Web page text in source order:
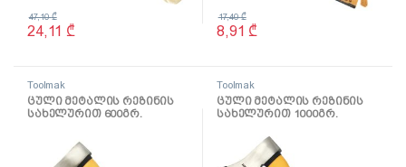
24,11 ₾
47,10₾
8,91 ₾
17,40₾
Toolmak
ცული მეტალის რეზინის
სახელურით 600გრ.
Toolmak
ცული მეტალის რეზინის
სახელურით 1000გრ.